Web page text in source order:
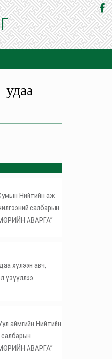
Нийтийн аж
салбарын
АВАРГА”
хүлээн авч,
үзүүллээ.
аймгийн Нийтийн
АВАРГА”